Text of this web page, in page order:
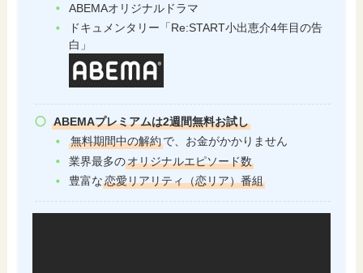
ABEMAオリジナルドラマ
ドキュメンタリー「Re:START小出恵介4年目の告
白」
ABEMAプレミアムは2週間無料お試し
無料期間中の解約で、お金がかかりません
業界最多のオリジナルエピソード数
豊富な恋愛リアリティ（恋リア）番組